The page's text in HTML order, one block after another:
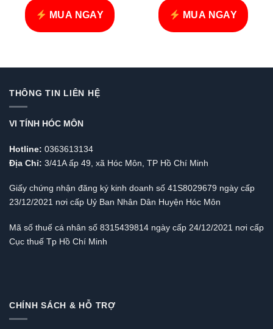
MUA NGAY MUA NGAY
THÔNG TIN LIÊN HỆ
VI TÍNH HÓC MÔN
Hotline: 0363613134
Địa Chỉ: 3/41A ấp 49, xã Hóc Môn, TP Hồ Chí Minh
Giấy chứng nhận đăng ký kinh doanh số 41S8029679 ngày cấp
23/12/2021 nơi cấp Uỷ Ban Nhân Dân Huyện Hóc Môn
Mã số thuế cá nhân số 8315439814 ngày cấp 24/12/2021 nơi cấp
Cục thuế Tp Hồ Chí Minh
CHÍNH SÁCH & HỖ TRỢ